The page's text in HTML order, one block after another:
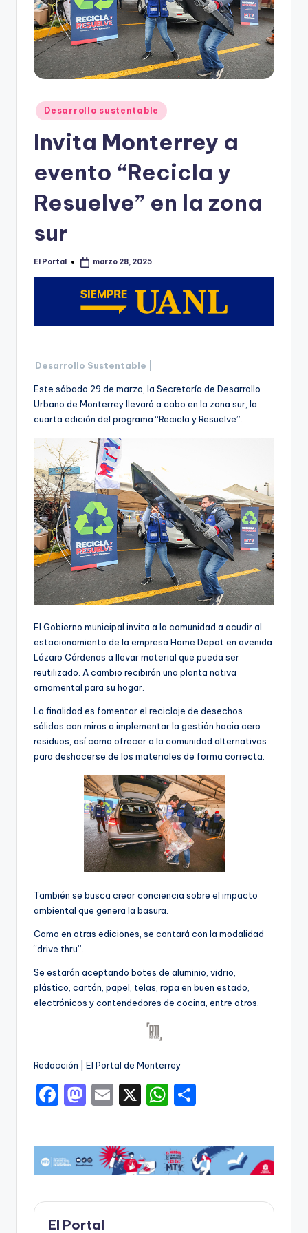
Publicado
en
Desarrollo sustentable
Invita Monterrey a
evento “Recicla y
Resuelve” en la zona
sur
Publicado
El Portal marzo 28, 2025
Desarrollo Sustentable |
Este sábado 29 de marzo, la Secretaría de Desarrollo
Urbano de Monterrey llevará a cabo en la zona sur, la
cuarta edición del programa “Recicla y Resuelve”.
El Gobierno municipal invita a la comunidad a acudir al
estacionamiento de la empresa Home Depot en avenida
Lázaro Cárdenas a llevar material que pueda ser
reutilizado. A cambio recibirán una planta nativa
ornamental para su hogar.
La finalidad es fomentar el reciclaje de desechos
sólidos con miras a implementar la gestión hacia cero
residuos, así como ofrecer a la comunidad alternativas
para deshacerse de los materiales de forma correcta.
También se busca crear conciencia sobre el impacto
ambiental que genera la basura.
Como en otras ediciones, se contará con la modalidad
“drive thru”.
Se estarán aceptando botes de aluminio, vidrio,
plástico, cartón, papel, telas, ropa en buen estado,
electrónicos y contendedores de cocina, entre otros.
Redacción | El Portal de Monterrey
F
c
e
b
o
o
M
st
o
d
o
n
E
ai
l
X
W
a
ts
A
p
m
p
ar
ti
El Portal